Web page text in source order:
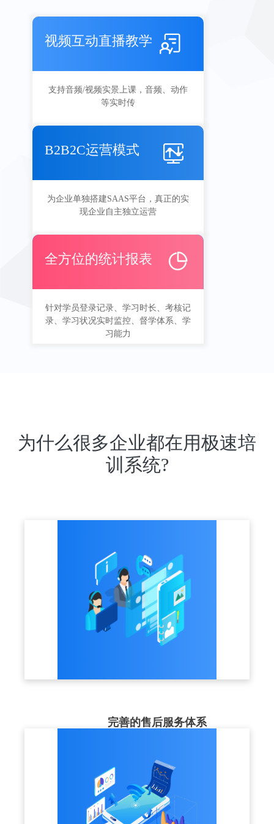
视频互动直播教学
支持音频/视频实景上课，音频、动作
等实时传
B2B2C运营模式
为企业单独搭建SAAS平台，真正的实
现企业自主独立运营
全方位的统计报表
针对学员登录记录、学习时长、考核记
录、学习状况实时监控、督学体系、学
习能力
为什么很多企业都在用极速培
训系统?
完善的售后服务体系
7x24小时及时响应，让客户使用更加放心。